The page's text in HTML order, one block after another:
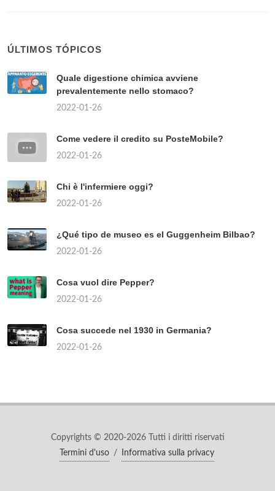
ÚLTIMOS TÓPICOS
Quale digestione chimica avviene
prevalentemente nello stomaco?
2022-01-26
Come vedere il credito su PosteMobile?
2022-01-26
Chi è l'infermiere oggi?
2022-01-26
¿Qué tipo de museo es el Guggenheim Bilbao?
2022-01-26
Cosa vuol dire Pepper?
2022-01-26
Cosa succede nel 1930 in Germania?
2022-01-26
Copyrights © 2020-2026 Tutti i diritti riservati
Termini d'uso
/ Informativa sulla privacy